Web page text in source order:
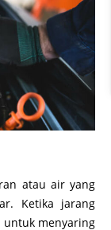
atau air yang
Ketika jarang
untuk menyaring